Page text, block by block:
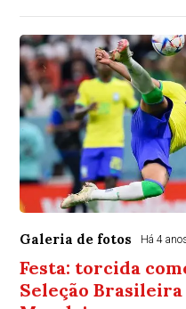
Galeria de fotos Há 4
Festa: torcida
Seleção